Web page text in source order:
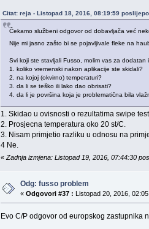
Citat: reja - Listopad 18, 2016, 08:19:59
Čekamo službeni odgovor od dobavljača već
Nije mi jasno zašto bi se pojavljivale fleke na
Svi koji ste stavljali Fusso, molim vas za dodatan
1. koliko vremenski nakon aplikacije ste skidali?
2. na kojoj (okvirno) temperaturi?
3. da li se teško ili lako dao obrisati?
4. da li je površina koja je problematična bila
1. Skidao u ovisnosti o rezultatima swipe
2. Prosjecna temperatura oko 20 st/C.
3. Nisam primjetio razliku u odnosu na
4 Ne.
« Zadnja izmjena: Listopad 19, 2016, 07:44:30
Odg: fusso problem
«Odgovori #37 : Listopad 20, 2016,
Evo C/P odgovor od europskog zastupnika